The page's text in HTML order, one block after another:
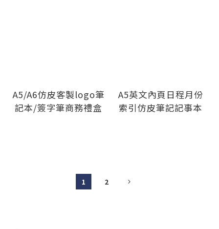
A5/A6仿皮客製logo筆
記本/簽字筆商務禮盒
A5英文內頁日程月份
索引仿皮筆記記事本
1 2